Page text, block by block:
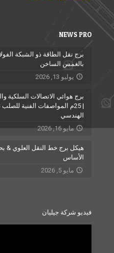
NEWS PRO
برج نقل الطاقة ذو الشبكة
بالغمس الساخن
يوليو 13, 2026
برج هوائي الاتصالات السلكية
الهندسي
مايو 16, 2026
هيكل برج خط النقل العلوي &
الأساس
مايو 5, 2026
فيديو شركة جيليان